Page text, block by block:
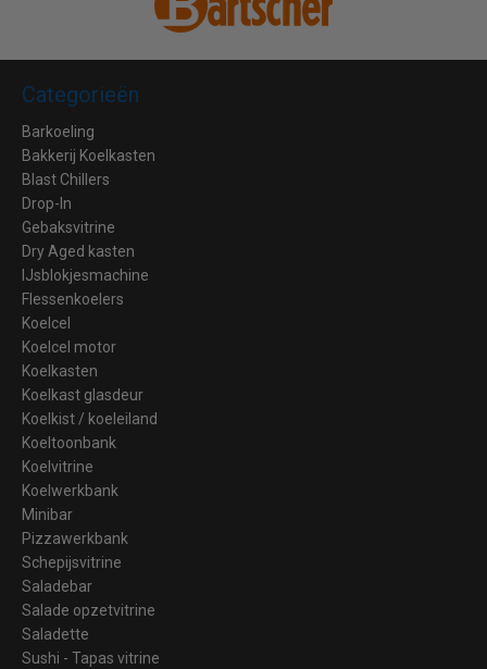
Categorieën
Barkoeling
Bakkerij Koelkasten
Blast Chillers
Drop-In
Gebaksvitrine
Dry Aged kasten
IJsblokjesmachine
Flessenkoelers
Koelcel
Koelcel motor
Koelkasten
Koelkast glasdeur
Koelkist / koeleiland
Koeltoonbank
Koelvitrine
Koelwerkbank
Minibar
Pizzawerkbank
Schepijsvitrine
Saladebar
Salade opzetvitrine
Saladette
Sushi - Tapas vitrine